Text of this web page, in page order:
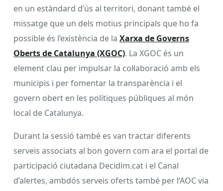
en un estàndard d’ús al territori, donant també el
missatge que un dels motius principals que ho fa
possible és l’existència de la Xarxa de Governs
Oberts de Catalunya (XGOC). La XGOC és un
element clau per impulsar la col·laboració amb els
municipis i per fomentar la transparència i el
govern obert en les polítiques públiques al món
local de Catalunya.
Durant la sessió també es van tractar diferents
serveis associats al bon govern com ara el portal de
participació ciutadana Decidim.cat i el Canal
d’alertes, ambdós serveis oferts també per l’AOC via